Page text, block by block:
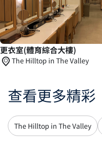
更衣室(體育綜合大樓)
The Hilltop in The Valley
查看更多精彩
The Hilltop in The Valley